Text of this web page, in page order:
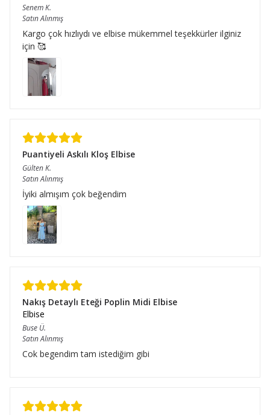
SenemK.
Satın Alınmış
Kargo çok hızlıydı ve elbise mükemmel teşekkürler ilginiz
için 🥰
Puantiyeli Askılı Kloş Elbise
GültenK.
Satın Alınmış
İyiki almışım çok beğendim
Nakış Detaylı Eteği Poplin Midi Elbise
Elbise
Buse Ü.
Satın Alınmış
Cok begendim tam istediğim gibi